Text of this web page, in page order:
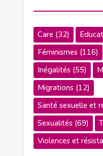
Care(32)
Féminismes(116)
Inégalités(55)
Migrations(12)
Santé sexuelle et
Sexualités(69)
Violences et